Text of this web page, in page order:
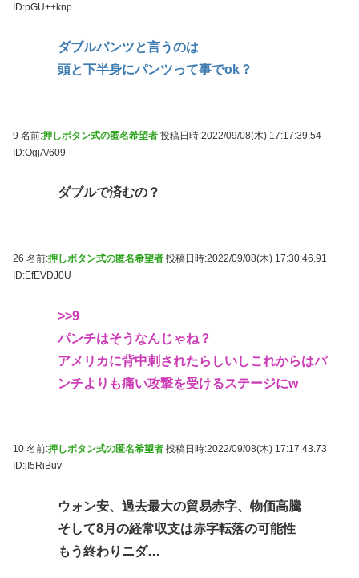
ID:pGU++knp
ダブルパンツと言うのは
頭と下半身にパンツって事でok？
9 名前:押しボタン式の匿名希望者 投稿日時:2022/09/08(木) 17:17:39.54
ID:OgjA/609
ダブルで済むの？
26 名前:押しボタン式の匿名希望者 投稿日時:2022/09/08(木) 17:30:46.91
ID:EfEVDJ0U
>>9
パンチはそうなんじゃね？
アメリカに背中刺されたらしいしこれからはパ
ンチよりも痛い攻撃を受けるステージにw
10 名前:押しボタン式の匿名希望者 投稿日時:2022/09/08(木) 17:17:43.73
ID:jI5RiBuv
ウォン安、過去最大の貿易赤字、物価高騰
そして8月の経常収支は赤字転落の可能性
もう終わりニダ…